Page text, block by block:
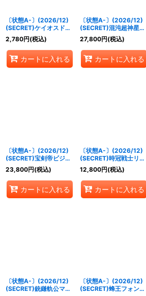
〔状態A-〕(2026/12)
(SECRET)ケイオスドロ
ー【R-SEC】{BS75-
084}《青》
2,780円(税込)
カートに入れる
〔状態A-〕(2026/12)
(SECRET)混沌超神星ジ
ークヴルム・オルタ・ノ
ヴァ【AX-SEC】
{BS75-AX03}《青》
27,800円(税込)
カートに入れる
〔状態A-〕(2026/12)
(SECRET)宝剣帝ビジュ
ール・ジュワイオー
【CP-SEC】{BS75-
CP05}《黄》
23,800円(税込)
カートに入れる
〔状態A-〕(2026/12)
(SECRET)時冠戦士リバ
ース・シン・クロノス
【CP-SEC】{BS75-
CP06}《青》
12,800円(税込)
カートに入れる
〔状態A-〕(2026/12)
(SECRET)銃鎌軌公マン
〔状態A-〕(2026/12)
(SECRET)蜂王フォン・